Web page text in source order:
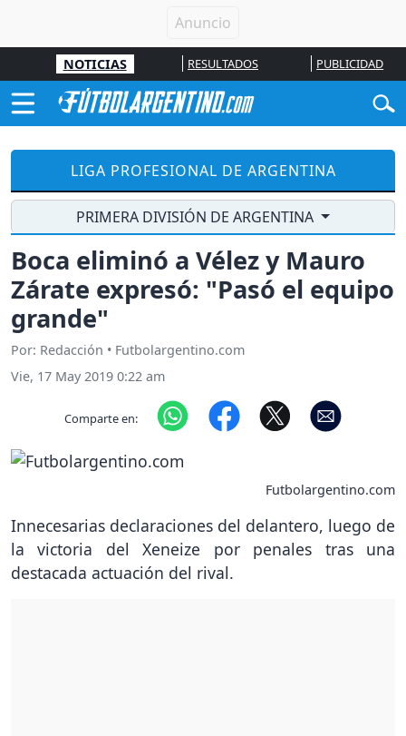
NOTICIAS RESULTADOS PUBLICIDAD
LIGA PROFESIONAL DE ARGENTINA
PRIMERA DIVISIÓN DE ARGENTINA
Boca eliminó a Vélez y Mauro
Zárate expresó: "Pasó el equipo
grande"
Por: Redacción • Futbolargentino.com
Vie, 17 May 2019 0:22 am
Comparte en:
Futbolargentino.com
Innecesarias declaraciones del delantero, luego de
la victoria del Xeneize por penales tras una
destacada actuación del rival.